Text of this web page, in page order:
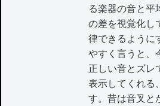
る楽器の音と平
の差を視覚化し
律できるように
やすく言うと、
正しい音とズレ
表示してくれる
す。昔は音叉と